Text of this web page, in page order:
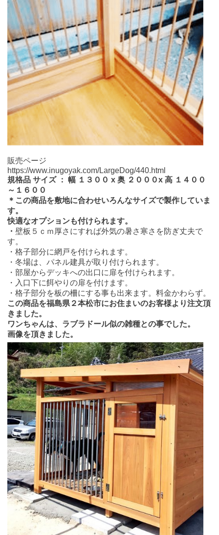
販売ページ
https://www.inugoyak.com/LargeDog/440.html
規格品 サイズ ： 幅 １３００ x 奥 ２０００x 高 １４００
～１６００
＊この商品を敷地に合わせいろんなサイズで製作していま
す。
快適なオプションも付けられます。
・ 壁板５ｃｍ厚さにすれば外気の暑さ寒さを防ぎ丈夫で
す。
・格子部分に網戸を付けられます。
・冬場は、パネル建具が取り付けられます。
・部屋からデッキへの出口に扉を付けられます。
・入口下に餌やりの扉を付けます。
・格子部分を板の柵にする事も出来ます。料金かわらず。
この商品を福島県２本松市にお住まいのお客様より注文頂
きました。
ワンちゃんは、ラブラドール似の雑種との事でした。
画像を頂きました。